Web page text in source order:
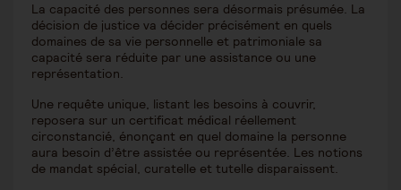
La capacité des personnes sera désormais présumée. La
décision de justice va décider précisément en quels
domaines de sa vie personnelle et patrimoniale sa
capacité sera réduite par une assistance ou une
représentation.
Une requête unique, listant les besoins à couvrir,
reposera sur un certificat médical réellement
circonstancié, énonçant en quel domaine la personne
aura besoin d’être assistée ou représentée. Les notions
de mandat spécial, curatelle et tutelle disparaissent.